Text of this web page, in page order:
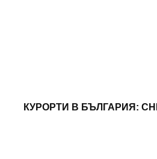
КУРОРТИ В БЪЛГАРИЯ: